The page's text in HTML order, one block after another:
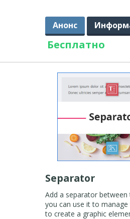
Анонс
Бесплатно
Separator
Add a separator
you can use it to
to create a graphic